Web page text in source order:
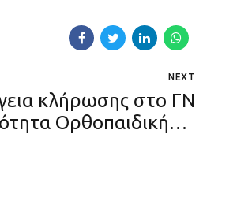
NEXT
κλήρωσης στο ΓΝ
Ορθοπαιδικής &